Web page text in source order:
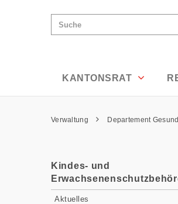
KANTONSRAT
Inhalt
Pfadnavigation
Verwaltung Departement
Kindes- und
Subnavigation
Aktuelles